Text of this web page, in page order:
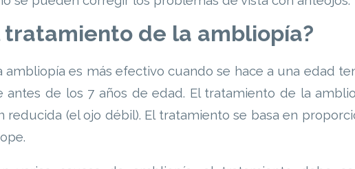
tratamiento de la ambliopía?
ambliopía es más efectivo cuando se hace a una edad
antes de los 7 años de edad. El tratamiento de la
reducida (el ojo débil). El tratamiento se basa en